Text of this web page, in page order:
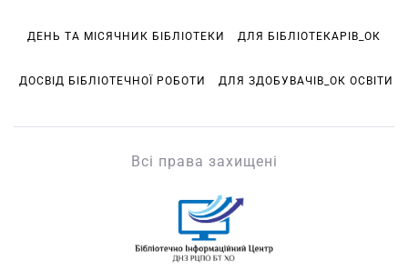
ДЕНЬ ТА МІСЯЧНИК БІБЛІОТЕКИ ДЛЯ БІБЛІОТЕКАРІВ_ОК
ДОСВІД БІБЛІОТЕЧНОЇ РОБОТИ ДЛЯ ЗДОБУВАЧІВ_ОК ОСВІТИ
Всі права захищені
БІЦ ДНЗ РЦПО БТ ХО